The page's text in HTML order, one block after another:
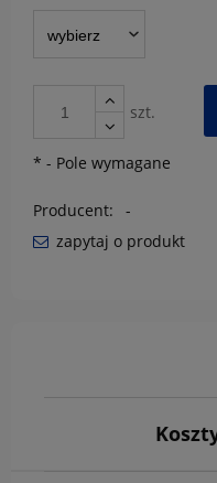
szt.
* - Pole wymagane
Producent:
-
zapytaj o produkt
Cena nie zawiera